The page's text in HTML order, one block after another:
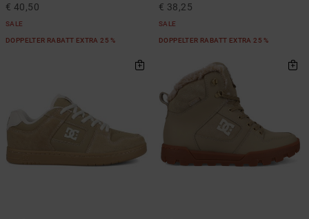
€ 40,50
SALE
DOPPELTER RABATT EXTRA 25 %
€ 38,25
SALE
DOPPELTER RABATT EXTRA 25 %